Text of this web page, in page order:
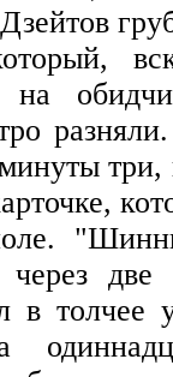
на
через
в толчее